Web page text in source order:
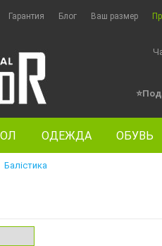
Гарантия Блог Ваш размер
ОДЕЖДА ОБУВЬ
Балістика